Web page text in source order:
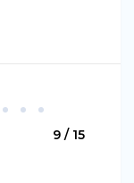
9 / 15